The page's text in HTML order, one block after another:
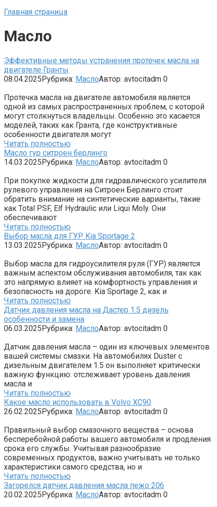
Главная страница
Масло
Эффективные методы устранения протечек масла на
двигателе Гранты
08.04.2025Рубрика: МаслоАвтор: avtocitadm 0
Протечка масла на двигателе автомобиля является
одной из самых распространенных проблем, с которой
могут столкнуться владельцы. Особенно это касается
моделей, таких как Гранта, где конструктивные
особенности двигателя могут
Читать полностью
Масло гур ситроен берлинго
14.03.2025Рубрика: МаслоАвтор: avtocitadm 0
При покупке жидкости для гидравлического усилителя
рулевого управления на Ситроен Берлинго стоит
обратить внимание на синтетические варианты, такие
как Total PSF, Elf Hydraulic или Liqui Moly. Они
обеспечивают
Читать полностью
Выбор масла для ГУР Kia Sportage 2
13.03.2025Рубрика: МаслоАвтор: avtocitadm 0
Выбор масла для гидроусилителя руля (ГУР) является
важным аспектом обслуживания автомобиля, так как
это напрямую влияет на комфортность управления и
безопасность на дороге. Kia Sportage 2, как и
Читать полностью
Датчик давления масла на Дастер 1.5 дизель
особенности и замена
06.03.2025Рубрика: МаслоАвтор: avtocitadm 0
Датчик давления масла – один из ключевых элементов
вашей системы смазки. На автомобилях Duster с
дизельным двигателем 1.5 он выполняет критически
важную функцию: отслеживает уровень давления
масла и
Читать полностью
Какое масло использовать в Volvo XC90
26.02.2025Рубрика: МаслоАвтор: avtocitadm 0
Правильный выбор смазочного вещества – основа
бесперебойной работы вашего автомобиля и продления
срока его службы. Учитывая разнообразие
современных продуктов, важно учитывать не только
характеристики самого средства, но и
Читать полностью
Загорелся датчик давления масла пежо 206
20.02.2025Рубрика: МаслоАвтор: avtocitadm 0